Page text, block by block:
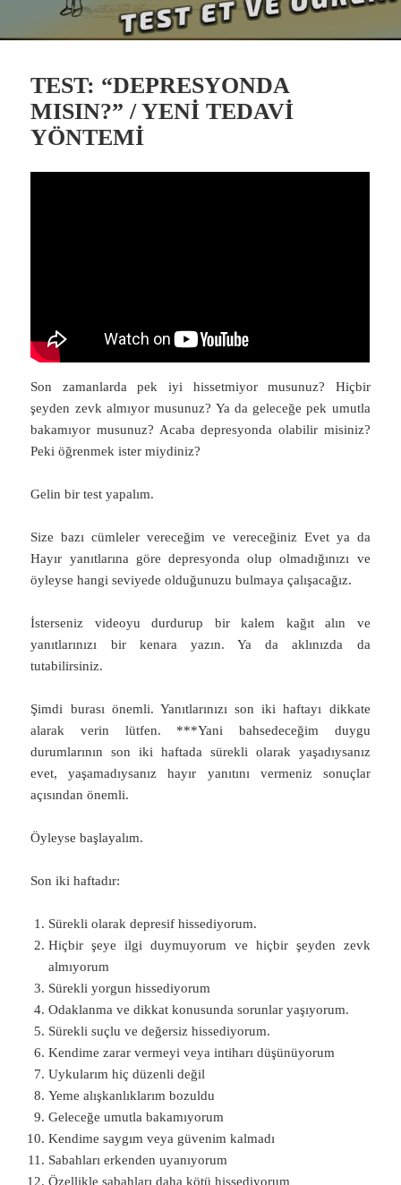
TEST: “DEPRESYONDA
MISIN?” / YENİ TEDAVİ
YÖNTEMİ
Son zamanlarda pek iyi hissetmiyor musunuz? Hiçbir
şeyden zevk almıyor musunuz? Ya da geleceğe pek umutla
bakamıyor musunuz? Acaba depresyonda olabilir misiniz?
Peki öğrenmek ister miydiniz?
Gelin bir test yapalım.
Size bazı cümleler vereceğim ve vereceğiniz Evet ya da
Hayır yanıtlarına göre depresyonda olup olmadığınızı ve
öyleyse hangi seviyede olduğunuzu bulmaya çalışacağız.
İsterseniz videoyu durdurup bir kalem kağıt alın ve
yanıtlarınızı bir kenara yazın. Ya da aklınızda da
tutabilirsiniz.
Şimdi burası önemli. Yanıtlarınızı son iki haftayı dikkate
alarak verin lütfen. ***Yani bahsedeceğim duygu
durumlarının son iki haftada sürekli olarak yaşadıysanız
evet, yaşamadıysanız hayır yanıtını vermeniz sonuçlar
açısından önemli.
Öyleyse başlayalım.
Son iki haftadır:
Sürekli olarak depresif hissediyorum.
Hiçbir şeye ilgi duymuyorum ve hiçbir şeyden zevk
almıyorum
Sürekli yorgun hissediyorum
Odaklanma ve dikkat konusunda sorunlar yaşıyorum.
Sürekli suçlu ve değersiz hissediyorum.
Kendime zarar vermeyi veya intiharı düşünüyorum
Uykularım hiç düzenli değil
Yeme alışkanlıklarım bozuldu
Geleceğe umutla bakamıyorum
Kendime saygım veya güvenim kalmadı
Sabahları erkenden uyanıyorum
Özellikle sabahları daha kötü hissediyorum